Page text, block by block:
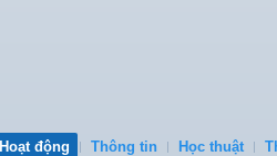
Hoạt động Thông tin Học thuật